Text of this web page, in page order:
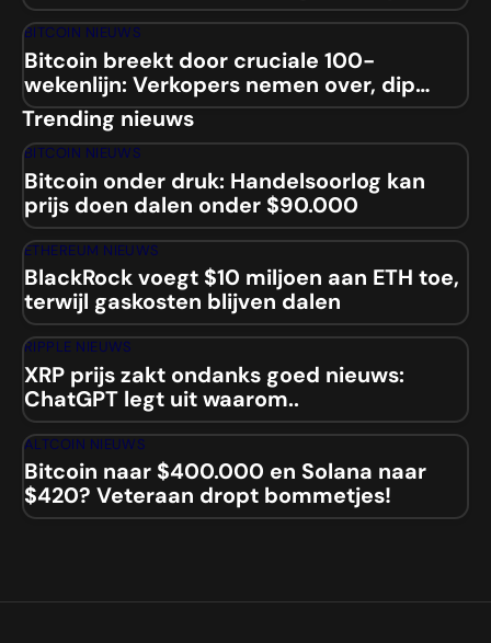
laagste niveaus sinds 2024
BITCOIN NIEUWS
Bitcoin breekt door cruciale 100-
wekenlijn: Verkopers nemen over, dip
naar $84.000 aanstaande?
Trending nieuws
BITCOIN NIEUWS
Bitcoin onder druk: Handelsoorlog kan
prijs doen dalen onder $90.000
ETHEREUM NIEUWS
BlackRock voegt $10 miljoen aan ETH toe,
terwijl gaskosten blijven dalen
RIPPLE NIEUWS
XRP prijs zakt ondanks goed nieuws:
ChatGPT legt uit waarom..
ALTCOIN NIEUWS
Bitcoin naar $400.000 en Solana naar
$420? Veteraan dropt bommetjes!